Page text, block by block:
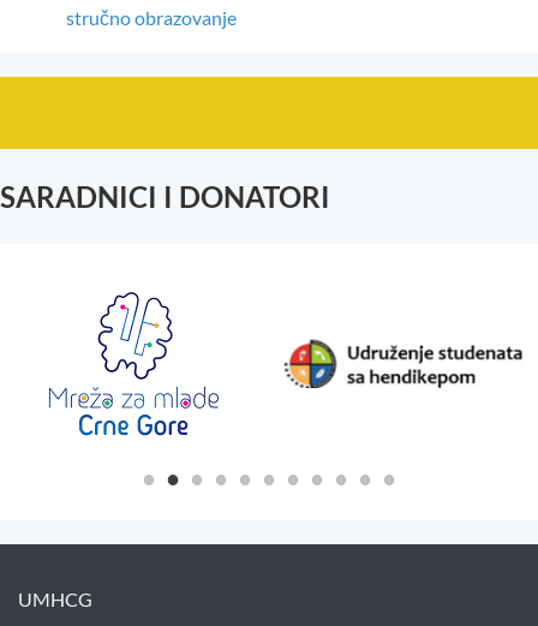
stručno obrazovanje
SARADNICI I DONATORI
UMHCG